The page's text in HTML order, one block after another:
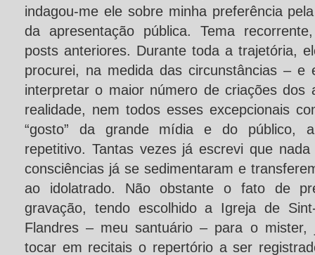
indagou-me ele sobre minha preferência
da apresentação pública. Tema
posts anteriores. Durante toda a trajetória,
procurei, na medida das circunstâncias – e
interpretar o maior número de criações dos
realidade, nem todos esses excepcionais
“gosto” da grande mídia e do público,
repetitivo. Tantas vezes já escrevi que
consciências já se sedimentaram e
ao idolatrado. Não obstante o fato de
gravação, tendo escolhido a Igreja de
Flandres – meu santuário – para o mister,
tocar em recitais o repertório a ser